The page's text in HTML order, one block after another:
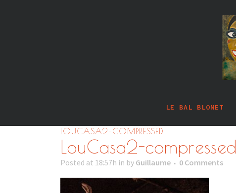
LE BAL BLOMET
LOUCASA2-COMPRESSED
LouCasa2-compressed
Posted at 18:57h in by Guillaume 0 Comments